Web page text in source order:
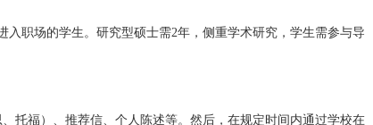
职场的学生。研究型硕士需2年，侧重学术研究，学生需参与导
托福）、推荐信、个人陈述等。然后，在规定时间内通过学校在